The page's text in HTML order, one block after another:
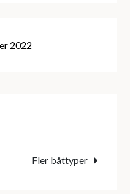
2022
Fler båttyper